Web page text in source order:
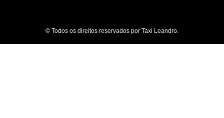
© Todos os direitos reservados por Taxi Leandro.